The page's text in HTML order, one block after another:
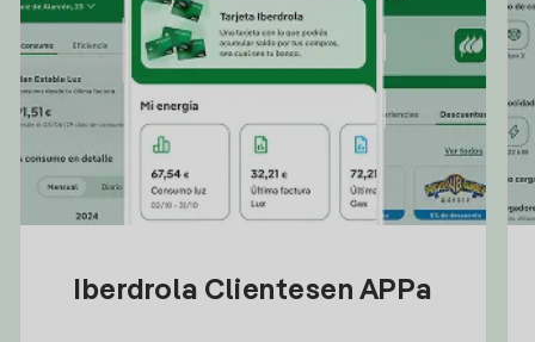
Iberdrola Clientesen APPa